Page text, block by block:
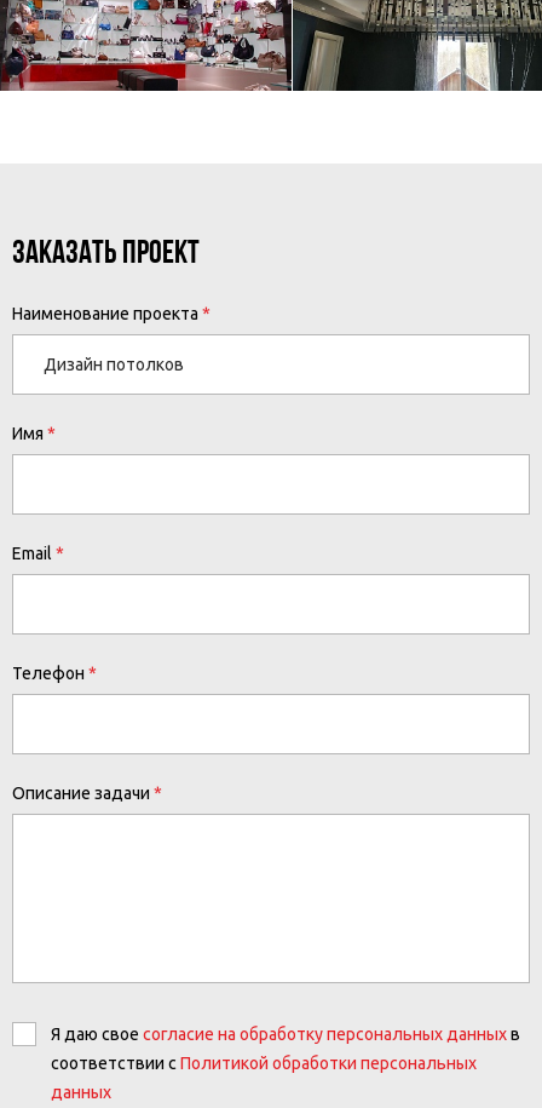
ЗАКАЗАТЬ ПРОЕКТ
Наименование проекта
Имя
Email
Телефон
Описание задачи
Я даю своесогласие на обработку персональных данныхв
соответствии сПолитикой обработки персональных
данных